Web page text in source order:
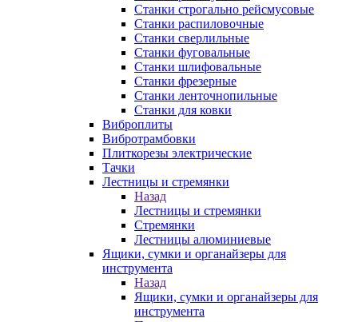
Станки строгально рейсмусовые
Станки распиловочные
Станки сверлильные
Станки фуговальные
Станки шлифовальные
Станки фрезерные
Станки ленточнопильные
Станки для ковки
Виброплиты
Вибротрамбовки
Плиткорезы электрические
Тачки
Лестницы и стремянки
Назад
Лестницы и стремянки
Стремянки
Лестницы алюминиевые
Ящики, сумки и органайзеры для
инструмента
Назад
Ящики, сумки и органайзеры для
инструмента